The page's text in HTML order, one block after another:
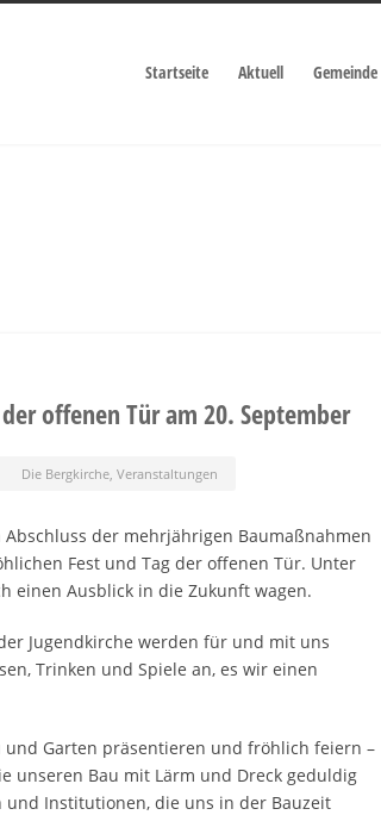
Startseite Aktuell Gemeinde
offenen Tür am 20. September
Die Bergkirche, Veranstaltungen
der mehrjährigen Baumaßnahmen
Fest und Tag der offenen Tür. Unter
einen Ausblick in die Zukunft wagen.
Jugendkirche werden für und mit uns
Trinken und Spiele an, es wir einen
Garten präsentieren und fröhlich feiern –
unseren Bau mit Lärm und Dreck geduldig
Institutionen, die uns in der Bauzeit